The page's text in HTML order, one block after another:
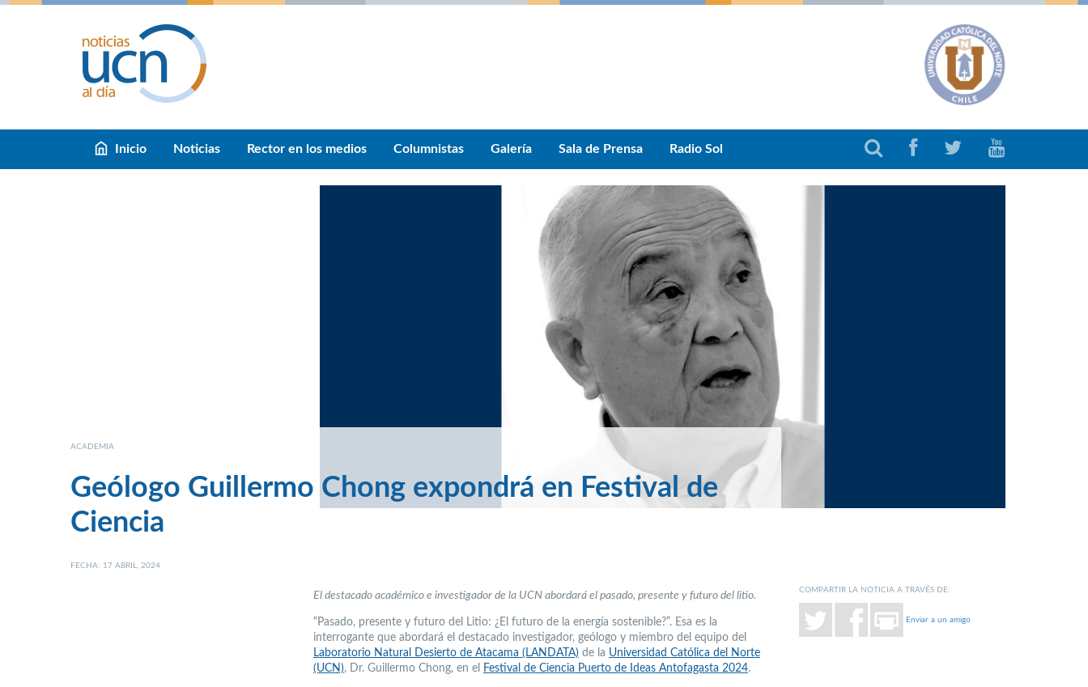
Inicio Noticias Rector en los medios Columnistas Galería Sala de Prensa Radio Sol
ACADEMIA
Geólogo Guillermo Chong expondrá en Festival de
Ciencia
FECHA: 17 ABRIL, 2024
El destacado académico e investigador de la UCN abordará el pasado, presente y futuro del litio.
“Pasado, presente y futuro del Litio: ¿El futuro de la energía sostenible?”. Esa es la
interrogante que abordará el destacado investigador, geólogo y miembro del equipo del
Laboratorio Natural Desierto de Atacama (LANDATA) de la Universidad Católica del Norte
(UCN), Dr. Guillermo Chong, en el Festival de Ciencia Puerto de Ideas Antofagasta 2024.
COMPARTIR LA NOTICIA A TRAVÉS DE:
Enviar a un amigo